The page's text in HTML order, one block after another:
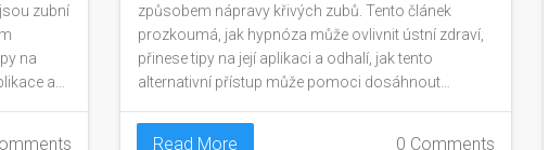
zubní
na
a
způsobem nápravy křivých zubů. Tento článek
prozkoumá, jak hypnóza může ovlivnit ústní zdraví,
přinese tipy na její aplikaci a odhalí, jak tento
alternativní přístup může pomoci dosáhnout
Read More 0 Comments